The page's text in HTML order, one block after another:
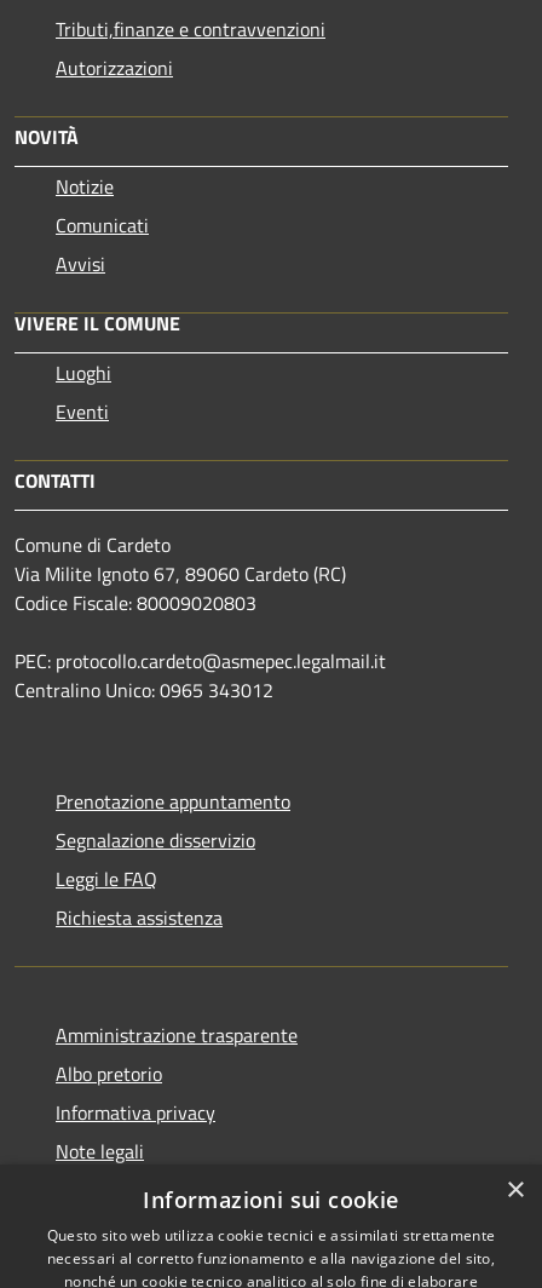
Tributi,finanze e contravvenzioni
Autorizzazioni
NOVITÀ
Notizie
Comunicati
Avvisi
VIVERE IL COMUNE
Luoghi
Eventi
CONTATTI
Comune di Cardeto
Via Milite Ignoto 67, 89060 Cardeto (RC)
Codice Fiscale: 80009020803
PEC: protocollo.cardeto@asmepec.legalmail.it
Centralino Unico: 0965 343012
Prenotazione appuntamento
Segnalazione disservizio
Leggi le FAQ
Richiesta assistenza
Amministrazione trasparente
Albo pretorio
Informativa privacy
Note legali
Dichiarazione di accessibilità
×
Informazioni sui cookie
Questo sito web utilizza cookie tecnici e assimilati strettamente
necessari al corretto funzionamento e alla navigazione del sito,
nonché un cookie tecnico analitico al solo fine di elaborare